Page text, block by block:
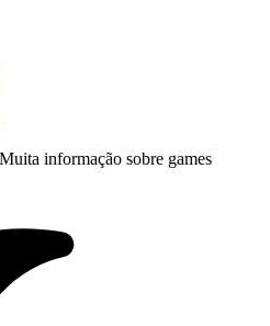
informação sobre games